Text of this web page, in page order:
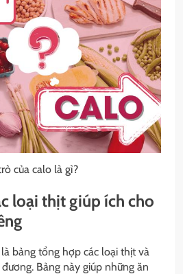
của calo là gì?
loại thịt giúp ích cho
bảng tổng hợp các loại thịt và
Bảng này giúp những ăn